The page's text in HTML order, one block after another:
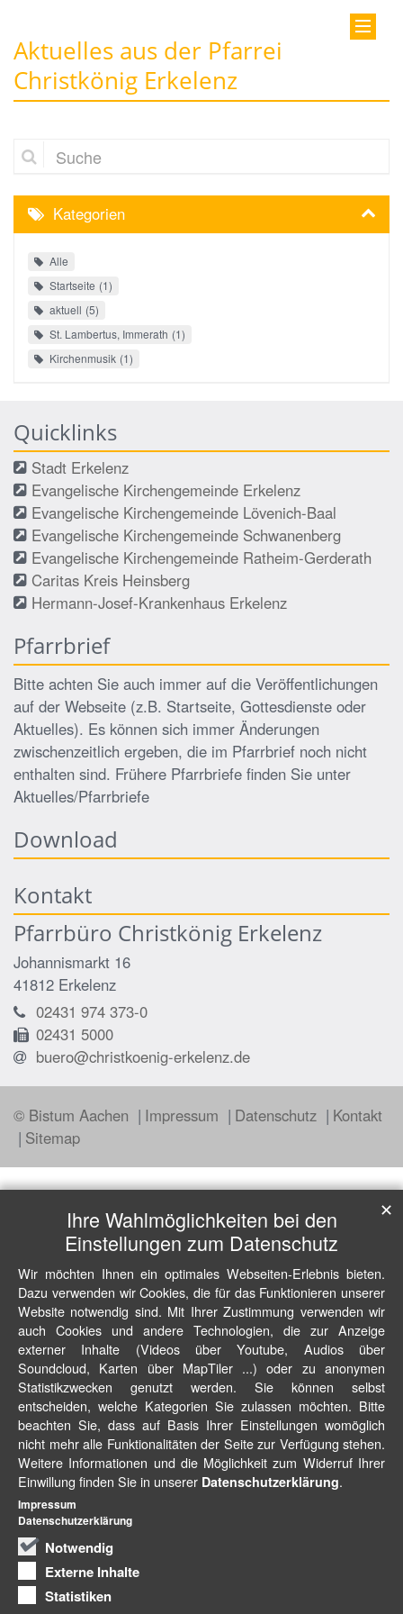
Aktuelles aus der Pfarrei
Christkönig Erkelenz
Suche
Kategorien
Alle
Startseite 1
aktuell 5
St. Lambertus, Immerath 1
Kirchenmusik 1
Quicklinks
Stadt Erkelenz
Evangelische Kirchengemeinde Erkelenz
Evangelische Kirchengemeinde Lövenich-Baal
Evangelische Kirchengemeinde Schwanenberg
Evangelische Kirchengemeinde Ratheim-Gerderath
Caritas Kreis Heinsberg
Hermann-Josef-Krankenhaus Erkelenz
Pfarrbrief
Bitte achten Sie auch immer auf die Veröffentlichungen
auf der Webseite (z.B. Startseite, Gottesdienste oder
Aktuelles). Es können sich immer Änderungen
zwischenzeitlich ergeben, die im Pfarrbrief noch nicht
enthalten sind. Frühere Pfarrbriefe finden Sie unter
Aktuelles/Pfarrbriefe
Download
Kontakt
Pfarrbüro Christkönig Erkelenz
Johannismarkt 16
41812 Erkelenz
02431 974 373-0
02431 5000
buero@christkoenig-erkelenz.de
© Bistum Aachen Impressum Datenschutz
Kontakt
Sitemap
Ihre Wahlmöglichkeiten bei den
Einstellungen zum Datenschutz
Wir möchten Ihnen ein optimales Webseiten-Erlebnis bieten.
Dazu verwenden wir Cookies, die für das Funktionieren unserer
Website notwendig sind. Mit Ihrer Zustimmung verwenden wir
auch Cookies und andere Technologien, die zur Anzeige
externer Inhalte (Videos über Youtube, Audios über
Soundcloud, Karten über MapTiler ...) oder zu anonymen
Statistikzwecken genutzt werden. Sie können selbst
entscheiden, welche Kategorien Sie zulassen möchten. Bitte
beachten Sie, dass auf Basis Ihrer Einstellungen womöglich
nicht mehr alle Funktionalitäten der Seite zur Verfügung stehen.
Weitere Informationen und die Möglichkeit zum Widerruf Ihrer
Einwillung finden Sie in unserer Datenschutzerklärung.
Notwendig
Externe Inhalte
Statistiken
✕
Impressum
Datenschutzerklärung